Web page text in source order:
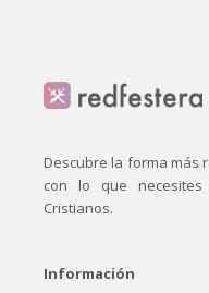
Descubre la forma más
con lo que
Cristianos.
Información